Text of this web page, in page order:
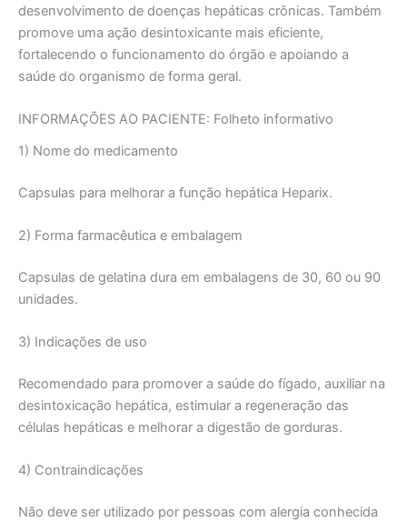
desenvolvimento de doenças hepáticas crônicas. Também
promove uma ação desintoxicante mais eficiente,
fortalecendo o funcionamento do órgão e apoiando a
saúde do organismo de forma geral.
INFORMAÇÕES AO PACIENTE: Folheto informativo
1) Nome do medicamento
Capsulas para melhorar a função hepática Heparix.
2) Forma farmacêutica e embalagem
Capsulas de gelatina dura em embalagens de 30, 60 ou 90
unidades.
3) Indicações de uso
Recomendado para promover a saúde do fígado, auxiliar na
desintoxicação hepática, estimular a regeneração das
células hepáticas e melhorar a digestão de gorduras.
4) Contraindicações
Não deve ser utilizado por pessoas com alergia conhecida